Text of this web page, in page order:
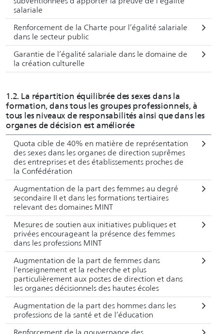
programme de la législature 2021-2023 et feront l’objet
de stratégies, de plans d’action ou de messages distincts
du Conseil fédéral. Etant donné qu’elles constituent aussi
des piliers pour atteindre la perspective Egalité 2030, ces
mesures font partie intégrante du plan d’action.
intercantonales, les communes et les villes
La Confédération a invité l’ensemble des cantons à inscrire
leurs propres engagements en matière d’égalité entre
femmes et hommes dans le plan d'action de la Stratégie
Egalité 2030. Des communes et des villes ont aussi pu être
associées à la démarche. Cela concerne les champs
d’action « vie professionnelle et publique », « conciliation
et famille » et « discrimination ».
En ce qui concerne le champ d’action « violence de genre
», la collaboration entre les différents niveaux étatiques se
fait dans le cadre du plan d’action national 2022-2026 en
vue de la mise en œuvre de la Convention d’Istanbul (PAN
CI) et de la feuille de route contre la violence domestique,
qui constituent les deux des mesures du plan d’action de la
Stratégie Egalité 2030.
Les informations relatives aux mesures et à l'état de mise
en œuvre sont fournies par les entités responsables.
salariale
Renforcement de la Charte pour l’égalité salariale
dans le secteur public
Garantie de l’égalité salariale dans le domaine de
la création culturelle
1.2. La répartition équilibrée des sexes dans la
formation, dans tous les groupes professionnels, à
tous les niveaux de responsabilités ainsi que dans les
organes de décision est améliorée
Quota cible de 40% en matière de représentation
des sexes dans les organes de direction suprêmes
des entreprises et des établissements proches de
la Confédération
Augmentation de la part des femmes au degré
secondaire II et dans les formations tertiaires
relevant des domaines MINT
Mesures de soutien aux initiatives publiques et
privées encourageant la présence des femmes
dans les professions MINT
Augmentation de la part de femmes dans
l'enseignement et la recherche et plus
particulièrement aux postes de direction et dans
les organes décisionnels des hautes écoles
Augmentation de la part des hommes dans les
professions de la santé et de l’éducation
Renforcement de la gouvernance des